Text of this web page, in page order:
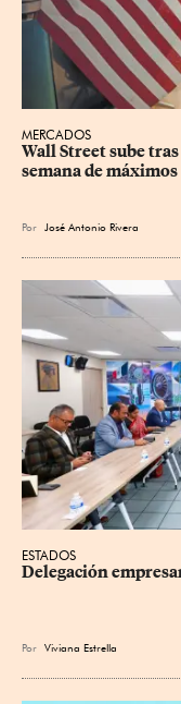
MERCADOS
Wall Street sube
semana de máximos
Por José Antonio Rivera
ESTADOS
Delegación
Por Viviana Estrella